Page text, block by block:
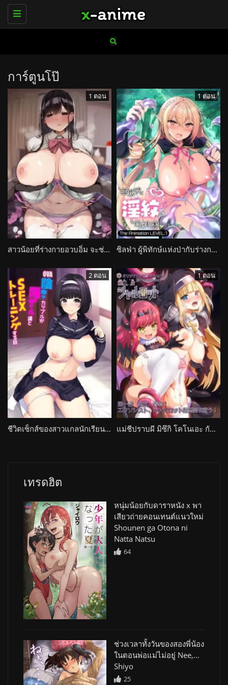
Toggle
navigation
การ์ตูนโป๊
1 ตอน
สาวน้อยที่ร่างกายอวบอิ่ม จะช่วยให้นายถึงสวรรค์ Gomu wo Tsukete to, Iimashita yo ne
1 ตอน
ซิลฟ่า ผู้พิทักษ์แห่งป่ากับร่างกายสุขสมจากเรื่องลามก Elf ni Inmon wo Tsukeru Hon The Animation
2 ตอน
ชีวิตเซ็กส์ของสาวแกลนักเรียนโอตาคุไปอย่างสุดกับพวกเธอ Incha Couple ga You Gal-tachi to Sex Training Suru Hanashi
1 ตอน
แม่ชีปราบผี มิซึกิ โคโนเอะ กับการเดินทางช่วยเหลือเพื่อนของเธอ Futsuma *jo Charlotte
เทรดฮิต
หนุ่มน้อยกับดาราหนัง x พา
เสียวถ่ายคอนเทนต์แนวใหม่
Shounen ga Otona ni
Natta Natsu
64
ช่วงเวลาทั้งวันของสองพี่น้อง
ในตอนพ่อแม่ไม่อยู่ Nee,…
Shiyo
25